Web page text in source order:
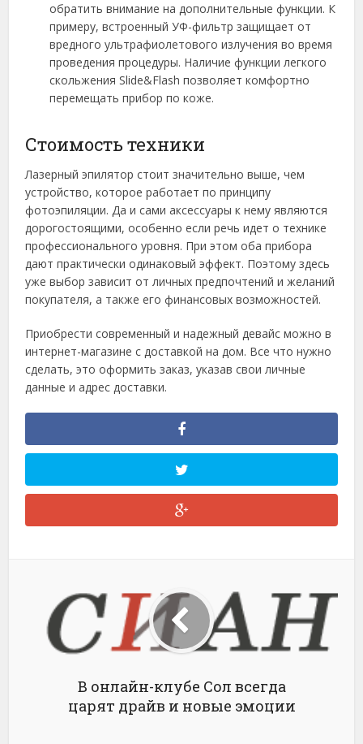
обратить внимание на дополнительные функции. К
примеру, встроенный УФ-фильтр защищает от
вредного ультрафиолетового излучения во время
проведения процедуры. Наличие функции легкого
скольжения Slide&Flash позволяет комфортно
перемещать прибор по коже.
Стоимость техники
Лазерный эпилятор стоит значительно выше, чем
устройство, которое работает по принципу
фотоэпиляции. Да и сами аксессуары к нему являются
дорогостоящими, особенно если речь идет о технике
профессионального уровня. При этом оба прибора
дают практически одинаковый эффект. Поэтому здесь
уже выбор зависит от личных предпочтений и желаний
покупателя, а также его финансовых возможностей.
Приобрести современный и надежный девайс можно в
интернет-магазине с доставкой на дом. Все что нужно
сделать, это оформить заказ, указав свои личные
данные и адрес доставки.
В онлайн-клубе Сол всегда
царят драйв и новые эмоции